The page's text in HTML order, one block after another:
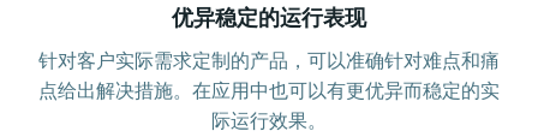
优异稳定的运行表现
针对客户实际需求定制的产品，可以准确针对难点和痛
点给出解决措施。在应用中也可以有更优异而稳定的实
际运行效果。